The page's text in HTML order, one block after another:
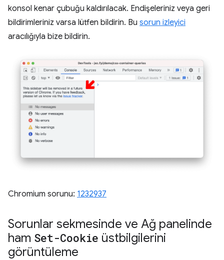
konsol kenar çubuğu kaldırılacak. Endişeleriniz veya geri
bildirimleriniz varsa lütfen bildirin. Bu sorun izleyici
aracılığıyla bize bildirin.
Chromium sorunu: 1232937
Sorunlar sekmesinde ve Ağ panelinde
ham Set-Cookie üstbilgilerini
görüntüleme